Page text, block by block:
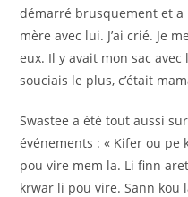
démarré brusquement et
mère avec lui. J’ai crié. Je
eux. Il y avait mon sac avec
souciais le plus, c’était
Swastee a été tout aussi
événements : « Kifer ou pe
pou vire mem la. Li finn
krwar li pou vire. Sann